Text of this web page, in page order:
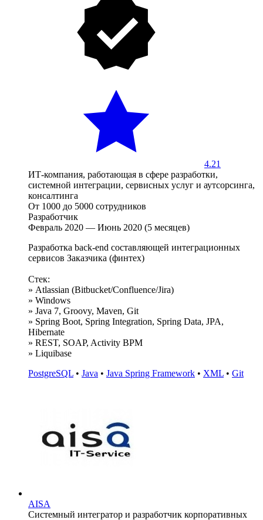
4.21
ИТ-компания, работающая в сфере разработки,
системной интеграции, сервисных услуг и аутсорсинга,
консалтинга
От 1000 до 5000 сотрудников
Разработчик
Февраль 2020 — Июнь 2020 (5 месяцев)
Разработка back-end составляющей интеграционных
сервисов Заказчика (финтех)
Стек:
» Atlassian (Bitbucket/Confluence/Jira)
» Windows
» Java 7, Groovy, Maven, Git
» Spring Boot, Spring Integration, Spring Data, JPA,
Hibernate
» REST, SOAP, Activity BPM
» Liquibase
PostgreSQL • Java • Java Spring Framework • XML • Git
AISA
Системный интегратор и разработчик корпоративных